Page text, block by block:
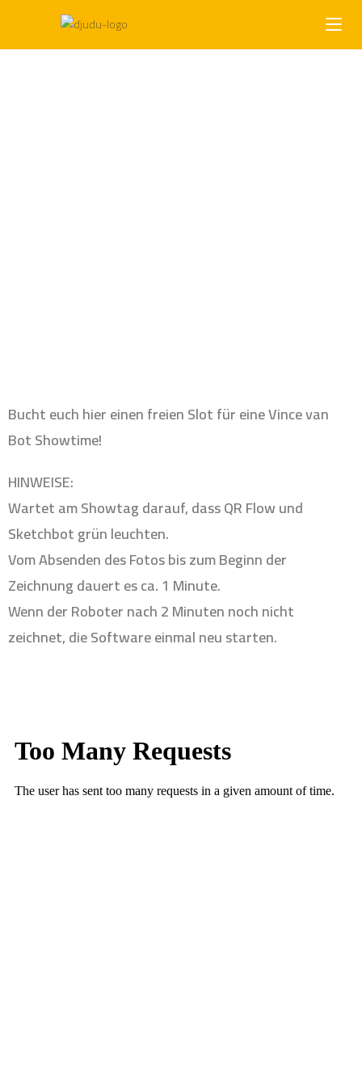
Bucht euch hier einen freien Slot für eine Vince van
Bot Showtime!
HINWEISE:
Wartet am Showtag darauf, dass QR Flow und
Sketchbot grün leuchten.
Vom Absenden des Fotos bis zum Beginn der
Zeichnung dauert es ca. 1 Minute.
Wenn der Roboter nach 2 Minuten noch nicht
zeichnet, die Software einmal neu starten.